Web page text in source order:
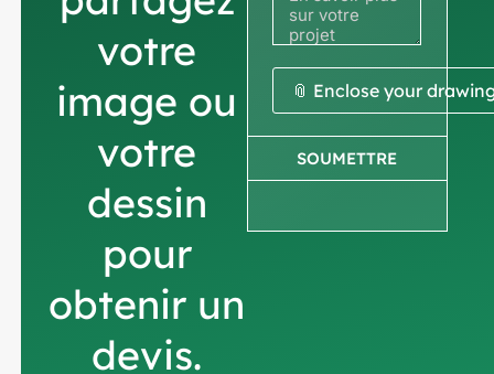
votre
image ou
votre
dessin
pour
obtenir un
devis.
📎 Enclose your
SOUMETTRE